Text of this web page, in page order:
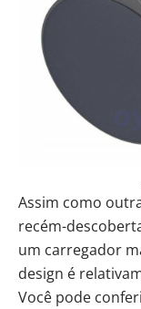
Assim como
recém-
um carregador
design é
Você pode